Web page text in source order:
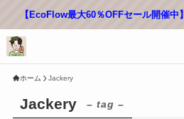
【EcoFlow最大60％OFFセール開催中】
ホーム Jackery
Jackery – tag –